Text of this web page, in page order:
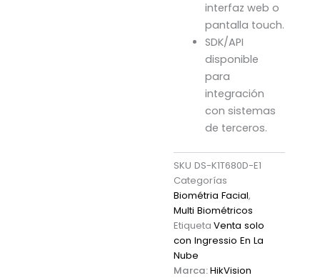
interfaz web o
pantalla touch.
SDK/API
disponible
para
integración
con sistemas
de terceros.
SKUDS-K1T680D-E1
Categorías
Biométria Facial,
Multi Biométricos
Etiqueta Venta solo
con Ingressio En La
Nube
Marca:HikVision